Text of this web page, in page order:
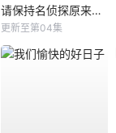
请保持名侦探原来的样子
更新至第04集